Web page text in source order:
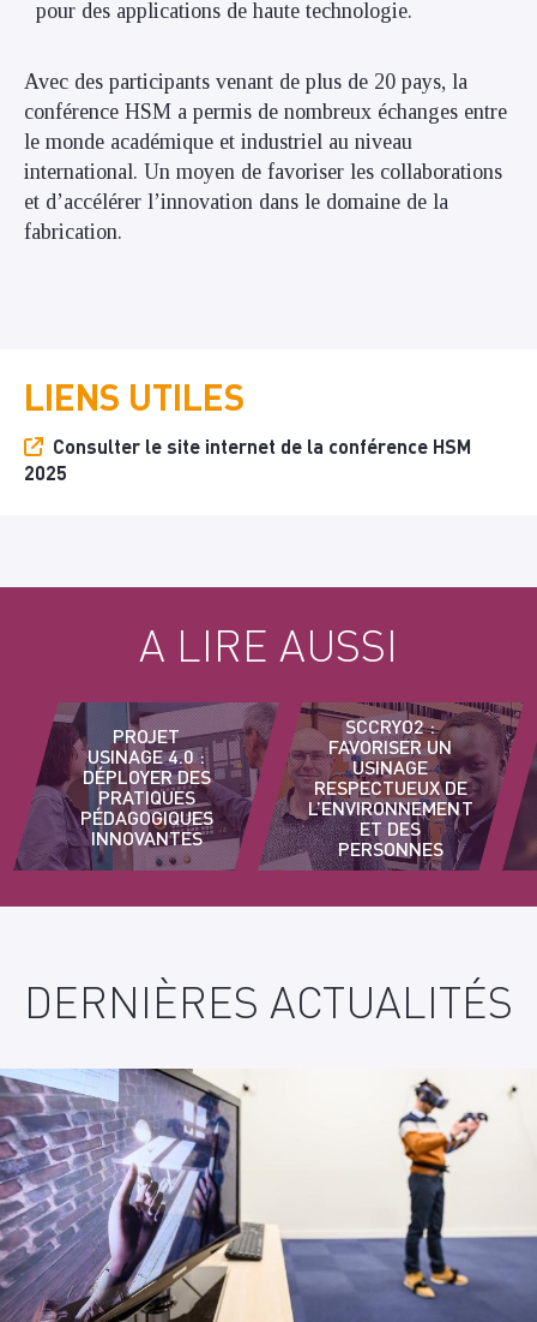
pour des applications de haute technologie.
Avec des participants venant de plus de 20 pays, la
conférence HSM a permis de nombreux échanges entre
le monde académique et industriel au niveau
international. Un moyen de favoriser les collaborations
et d’accélérer l’innovation dans le domaine de la
fabrication.
LIENS UTILES
Consulter le site internet de la conférence HSM
2025
A LIRE AUSSI
PROJET
USINAGE 4.0 :
DÉPLOYER DES
PRATIQUES
PÉDAGOGIQUES
INNOVANTES
SCCRYO2 :
FAVORISER UN
USINAGE
RESPECTUEUX DE
L’ENVIRONNEMENT
ET DES
PERSONNES
DERNIÈRES ACTUALITÉS